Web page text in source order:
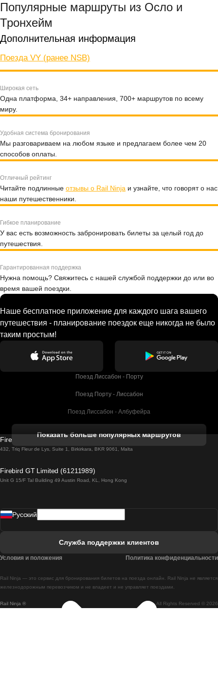
Популярные маршруты из Осло и
Тронхейм
Дополнительная информация
Поезда VY (ранее NSB)
Широкая сеть
Одна платформа, 34+ направления, 700+ маршрутов по всему
миру.
Удобная система бронирования
Мы разговариваем на любом языке и предлагаем более чем 20
способов оплаты.
Отличный рейтинг
Читайте подлинные отзывы о Rail Ninja и узнайте, что говорят о нас
наши путешественники.
Гибкое планирование
У вас есть возможность забронировать билеты за целый год до
путешествия.
Гарантированная поддержка
Нужна помощь? Свяжитесь с нашей службой поддержки до или во
время вашей поездки.
Наше бесплатное приложение для каждого шага вашего
путешествия - планирование поездок еще никогда не было
таким простым!
Поезд Лиссабон - Порту
Поезд Порту - Лиссабон
Поезд Лиссабон - Албуфейра
Поезд Лиссабон - Лагос
Поезд Лиссабон - Мадрид
Поезд Лиссабон - Брага
Поезд Брага - Лиссабон
Показать больше популярных маршрутов
Firebird GT Limited (OC 1451)
432, Triq Fleur de Lys, Suite 1, Birkirkara, BKR 9061, Malta
Firebird GT Limited (61211989)
Unit G 15/F Tal Building 49 Austin Road, KL, Hong Kong
Rail Ninja ® All Rights Reserved © 2026
Rail Ninja — это сервис для бронирования билетов на поезда онлайн. Rail Ninja не является
железнодорожным перевозчиком и не владеет и не управляет поездами.
Pусский
Служба поддержки клиентов
Условия и положения Политика конфиденциальности